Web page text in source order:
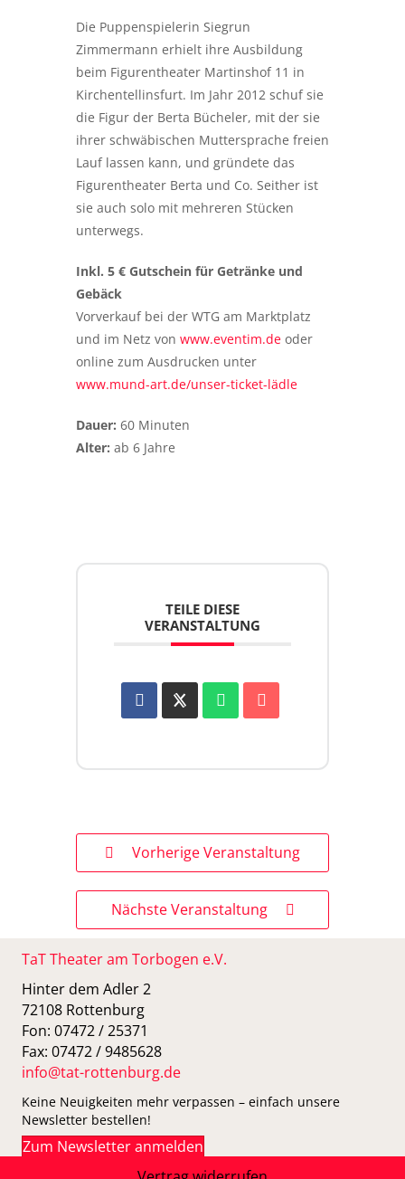
Die Puppenspielerin Siegrun
Zimmermann erhielt ihre Ausbildung
beim Figurentheater Martinshof 11 in
Kirchentellinsfurt. Im Jahr 2012 schuf sie
die Figur der Berta Bücheler, mit der sie
ihrer schwäbischen Muttersprache freien
Lauf lassen kann, und gründete das
Figurentheater Berta und Co. Seither ist
sie auch solo mit mehreren Stücken
unterwegs.
Inkl. 5 € Gutschein für Getränke und
Gebäck
Vorverkauf bei der WTG am Marktplatz
und im Netz von www.eventim.de oder
online zum Ausdrucken unter
www.mund-art.de/unser-ticket-lädle
Dauer: 60 Minuten
Alter: ab 6 Jahre
TEILE DIESE
VERANSTALTUNG
Vorherige Veranstaltung
Nächste Veranstaltung
TaT Theater am Torbogen e.V.
Hinter dem Adler 2
72108 Rottenburg
Fon: 07472 / 25371
Fax: 07472 / 9485628
info@tat-rottenburg.de
Keine Neuigkeiten mehr verpassen – einfach unsere
Newsletter bestellen!
Zum Newsletter anmelden